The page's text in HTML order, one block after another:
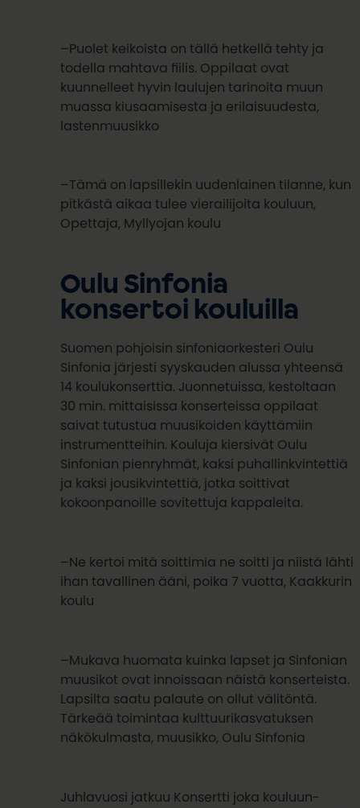
–Puolet keikoista on tällä hetkellä tehty ja
todella mahtava fiilis. Oppilaat ovat
kuunnelleet hyvin laulujen tarinoita muun
muassa kiusaamisesta ja erilaisuudesta,
lastenmuusikko
–Tämä on lapsillekin uudenlainen tilanne, kun
pitkästä aikaa tulee vierailijoita kouluun,
Opettaja, Myllyojan koulu
Oulu Sinfonia
konsertoi kouluilla
Suomen pohjoisin sinfoniaorkesteri Oulu
Sinfonia järjesti syyskauden alussa yhteensä
14 koulukonserttia. Juonnetuissa, kestoltaan
30 min. mittaisissa konserteissa oppilaat
saivat tutustua muusikoiden käyttämiin
instrumentteihin. Kouluja kiersivät Oulu
Sinfonian pienryhmät, kaksi puhallinkvintettiä
ja kaksi jousikvintettiä, jotka soittivat
kokoonpanoille sovitettuja kappaleita.
–Ne kertoi mitä soittimia ne soitti ja niistä lähti
ihan tavallinen ääni, poika 7 vuotta, Kaakkurin
koulu
–Mukava huomata kuinka lapset ja Sinfonian
muusikot ovat innoissaan näistä konserteista.
Lapsilta saatu palaute on ollut välitöntä.
Tärkeää toimintaa kulttuurikasvatuksen
näkökulmasta, muusikko, Oulu Sinfonia
Juhlavuosi jatkuu Konsertti joka kouluun-